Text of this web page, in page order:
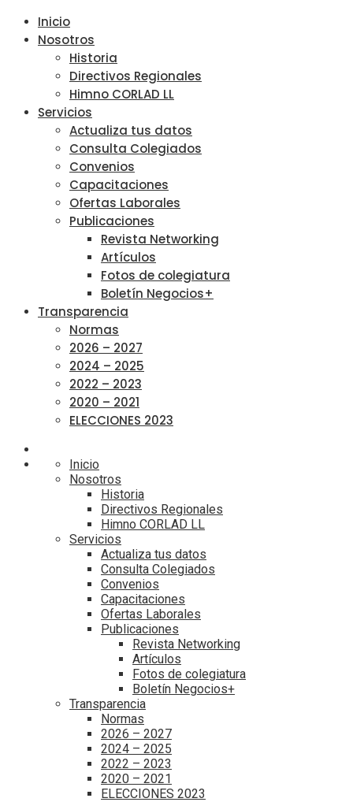
Inicio
Nosotros
Historia
Directivos Regionales
Himno CORLAD LL
Servicios
Actualiza tus datos
Consulta Colegiados
Convenios
Capacitaciones
Ofertas Laborales
Publicaciones
Revista Networking
Artículos
Fotos de colegiatura
Boletín Negocios+
Transparencia
Normas
2026 – 2027
2024 – 2025
2022 – 2023
2020 – 2021
ELECCIONES 2023
Inicio
Nosotros
Historia
Directivos Regionales
Himno CORLAD LL
Servicios
Actualiza tus datos
Consulta Colegiados
Convenios
Capacitaciones
Ofertas Laborales
Publicaciones
Revista Networking
Artículos
Fotos de colegiatura
Boletín Negocios+
Transparencia
Normas
2026 – 2027
2024 – 2025
2022 – 2023
2020 – 2021
ELECCIONES 2023